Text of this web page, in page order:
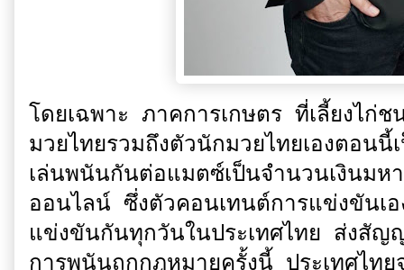
โดยเฉพาะ ภาคการเกษตร ที่เลี้ยงไก่
มวยไทยรวมถึงตัวนักมวยไทยเองตอน
เล่นพนันกันต่อแมตซ์เป็นจำนวนเงินม
ออนไลน์ ซึ่งตัวคอนเทนต์การแข่งขันเ
แข่งขันกันทุกวันในประเทศไทย ส่งสัญ
การพนันถูกกฎหมายครั้งนี้ ประเทศไทย